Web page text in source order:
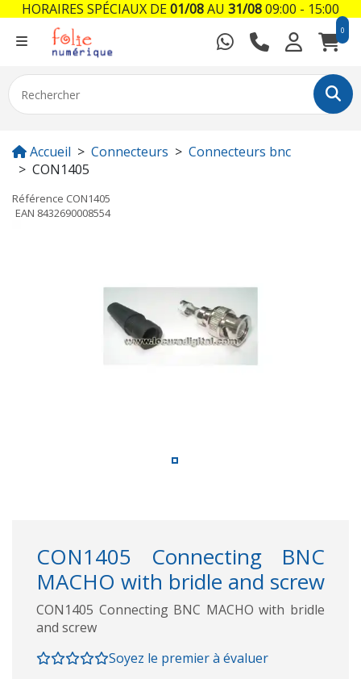
0
Accueil Connecteurs
Connecteurs bnc
CON1405
Référence CON1405
EAN 8432690008554
CON1405 Connecting BNC
MACHO with bridle and screw
CON1405 Connecting BNC MACHO with bridle
and screw
Soyez le premier à évaluer
HORAIRES SPÉCIAUX DE01/08AU 31/0809:00 - 15:00